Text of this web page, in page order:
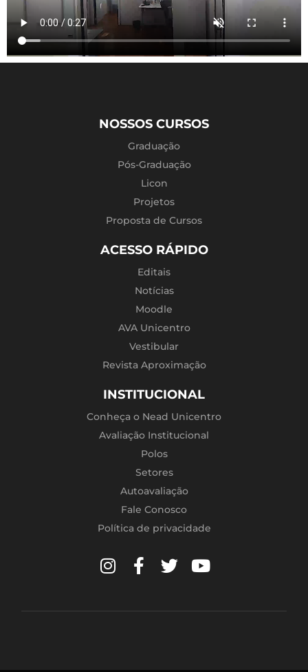
NOSSOS CURSOS
Graduação
Pós-Graduação
Licon
Projetos
Proposta de Cursos
ACESSO RÁPIDO
Editais
Notícias
Moodle
AVA Unicentro
Vestibular
Revista Aproximação
INSTITUCIONAL
Conheça o Nead Unicentro
Avaliação Institucional
Polos
Setores
Autoavaliação
Fale Conosco
Política de privacidade